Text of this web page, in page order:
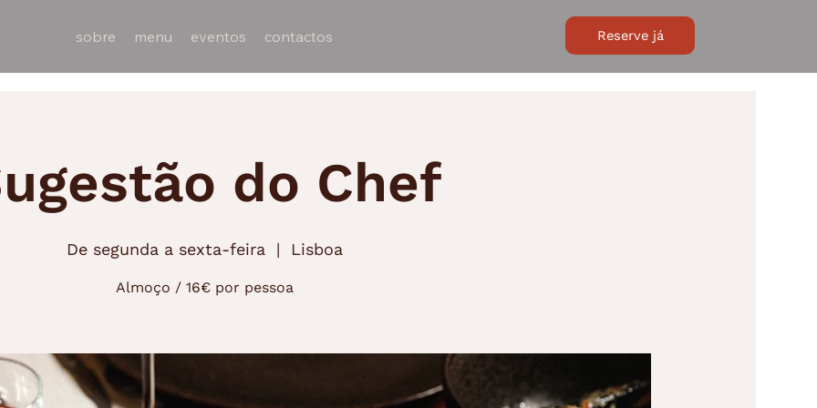
sobre menu eventos contactos Reserve já
do Chef
De segunda a sexta-feira
  |
Lisboa
Almoço / 16€ por pessoa